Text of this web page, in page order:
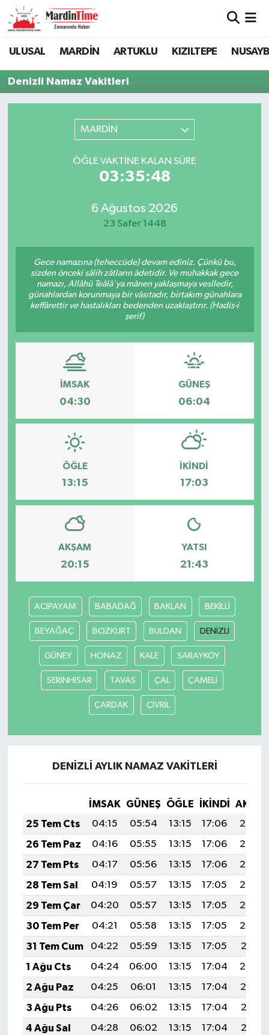
ULUSAL MARDİN ARTUKLU KIZILTEPE
Denizli Namaz Vakitleri
MARDİN
ÖĞLE VAKTINE KALAN SÜRE
03:35:48
6 Ağustos 2026
23 Safer 1448
Gece namazına (teheccüde) devam ediniz. Çünkü bu,
sizden önceki sâlih zâtların âdetidir. Ve muhakkak gece
namazı, Allâhü Teâlâ'ya mânen yaklaşmaya vesîledir,
günahlardan korunmaya bir vâsıtadır, birtakım günahlara
keffârettir ve hastalıkları bedenden uzaklaştırır. (Hadis-i
şerif)
İMSAK
04:30
GÜNEŞ
06:04
ÖĞLE
13:15
İKINDI
17:03
AKŞAM
20:15
YATSI
21:43
ACIPAYAM BABADAĞ BAKLAN BEKİLLİ
BEYAĞAÇ BOZKURT BULDAN DENİZLİ
GÜNEY HONAZ KALE SARAYKÖY
SERİNHİSAR TAVAS ÇAL ÇAMELİ
ÇARDAK ÇİVRİL
DENİZLİ AYLIK NAMAZ VAKITLERI
İMSAK GÜNEŞ ÖĞLE İKINDI
25 Tem Cts
04:15 05:54 13:15 17:06
20:26
26 Tem Paz
04:16 05:55 13:15 17:06
20:26
27 Tem Pts
04:17 05:56 13:15 17:06
20:25
28 Tem Sal
04:19 05:57 13:15 17:05
20:24
29 Tem Çar
04:20 05:57 13:15 17:05
20:23
30 Tem Per
04:21 05:58 13:15 17:05
20:22
31 Tem Cum
04:22 05:59 13:15 17:05
20:21
1 Ağu Cts
04:24 06:00 13:15 17:04
20:20
2 Ağu Paz
04:25 06:01 13:15 17:04
20:19
3 Ağu Pts
04:26 06:02 13:15 17:04
20:18
4 Ağu Sal
04:28 06:02 13:15 17:04
20:17
Mardin Nöbetçi Eczaneler
Mardin Hava Durumu
Mardin Namaz Vakitleri
Mardin Trafik Yoğunluk Haritası
Son Dakika Haberleri
Haber Arşivi